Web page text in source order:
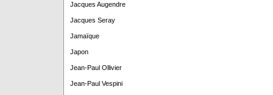
Jacques Augendre
Jacques Seray
Jamaïque
Japon
Jean-Paul Ollivier
Jean-Paul Vespini